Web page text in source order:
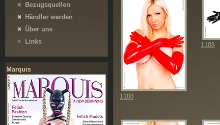
Bezugsquellen
Händler werden
Über uns
Links
Marquis
1108
1108